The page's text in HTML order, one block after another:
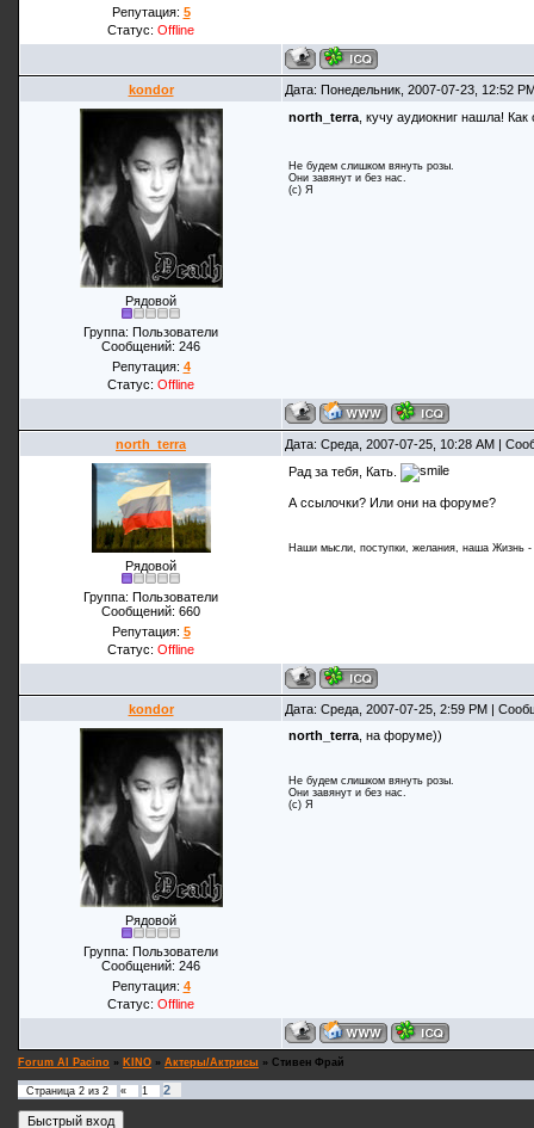
Репутация: 5
Статус: Offline
kondor Дата: Понедельник, 2007-07-23, 12:52
Рядовой
Группа: Пользователи
Сообщений: 246
Репутация: 4
Статус: Offline
north_terra , кучу аудиокниг нашла!
Не будем слишком вянуть розы.
Они завянут и без нас.
(с) Я
north_terra Дата: Среда, 2007-07-25, 10:28 AM |
Рядовой
Группа: Пользователи
Сообщений: 660
Репутация: 5
Статус: Offline
Рад за тебя, Кать.
А ссылочки? Или они на форуме?
Наши мысли, поступки, желания, наша Жизнь
kondor Дата: Среда, 2007-07-25, 2:59 PM |
Рядовой
Группа: Пользователи
Сообщений: 246
Репутация: 4
Статус: Offline
north_terra , на форуме))
Не будем слишком вянуть розы.
Они завянут и без нас.
(с) Я
Forum Al Pacino » KINO » Актеры/Актрисы » Стивен Фрай
Страница 2 из 2 « 1 2